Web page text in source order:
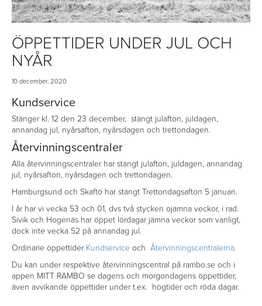
ÖPPETTIDER UNDER JUL OCH
NYÅR
10 december, 2020
Kundservice
Stänger kl. 12 den 23 december, stängt julafton, juldagen,
annandag jul, nyårsafton, nyårsdagen och trettondagen.
Återvinningscentraler
Alla återvinningscentraler har stängt julafton, juldagen, annandag
jul, nyårsafton, nyårsdagen och trettondagen.
Hamburgsund och Skaftö har stängt Trettondagsafton 5 januari.
I år har vi vecka 53 och 01, dvs två stycken ojämna veckor, i rad.
Sivik och Hogenäs har öppet lördagar jämna veckor som vanligt,
dock inte vecka 52 på annandag jul.
Ordinarie öppettider Kundservice och Återvinningscentralerna.
Du kan under respektive återvinningscentral på rambo.se och i
appen MITT RAMBO se dagens och morgondagens öppettider,
även avvikande öppettider under t.ex. högtider och röda dagar.